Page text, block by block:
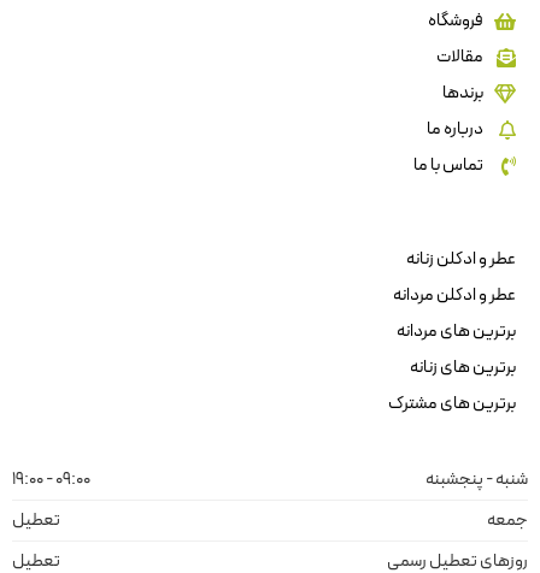
فروشگاه
مقالات
برندها
درباره ما
تماس با ما
عطر و ادکلن زنانه
عطر و ادکلن مردانه
برترین های مردانه
برترین های زنانه
برترین های مشترک
شنبه - پنجشبنه
09:00 - 19:00
جمعه
تعطیل
روزهای تعطیل رسمی
تعطیل